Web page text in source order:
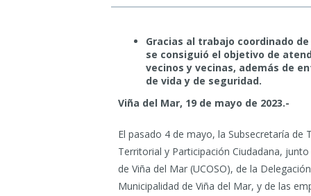
Gracias al trabajo coordinado
se consiguió el objetivo de
vecinos y vecinas, además de
de vida y de seguridad.
Viña del Mar, 19 de mayo de 2023.-
El pasado 4 de mayo, la Subsecretaría
Territorial y Participación Ciudadana,
de Viña del Mar (UCOSO), de la
Municipalidad de Viña del Mar, y de las